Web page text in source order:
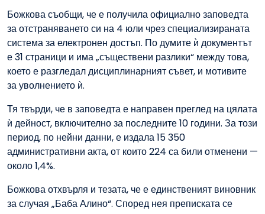
Божкова съобщи, че е получила официално заповедта
за отстраняването си на 4 юли чрез специализираната
система за електронен достъп. По думите ѝ документът
е 31 страници и има „съществени разлики“ между това,
което е разгледал дисциплинарният съвет, и мотивите
за уволнението ѝ.
Тя твърди, че в заповедта е направен преглед на цялата
ѝ дейност, включително за последните 10 години. За този
период, по нейни данни, е издала 15 350
административни акта, от които 224 са били отменени —
около 1,4%.
Божкова отхвърля и тезата, че е единственият виновник
за случая „Баба Алино“. Според нея преписката се